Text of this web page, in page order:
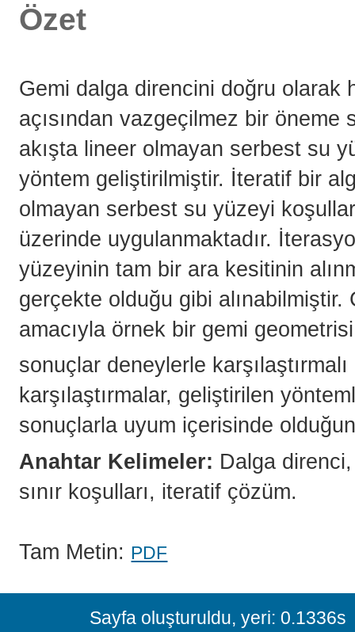
Özet
Gemi dalga direncini doğru olarak
açısından vazgeçilmez bir öneme
akışta lineer olmayan serbest su
yöntem geliştirilmiştir. İteratif bir
olmayan serbest su yüzeyi
üzerinde uygulanmaktadır.
yüzeyinin tam bir ara kesitinin
gerçekte olduğu gibi alınabilmiştir.
amacıyla örnek bir gemi
sonuçlar deneylerle
karşılaştırmalar, geliştirilen
sonuçlarla uyum içerisinde
Anahtar Kelimeler: Dalga
sınır koşulları, iteratif çözüm.
Tam Metin: PDF
Sayfa oluşturuldu, yeri: 0.1336s